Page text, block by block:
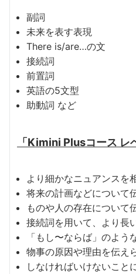
副詞
未来を表す表現
There is/are…の文
接続詞
前置詞
英語の5文型
助動詞 など
「Kimini Plusコース レ
より細かなニュアンスを
将来の計画などについて
ものや人の存在について
接続詞を用いて、より長
「もし〜ならば」のよう
物事の原因や理由を伝え
しなければいけないこと